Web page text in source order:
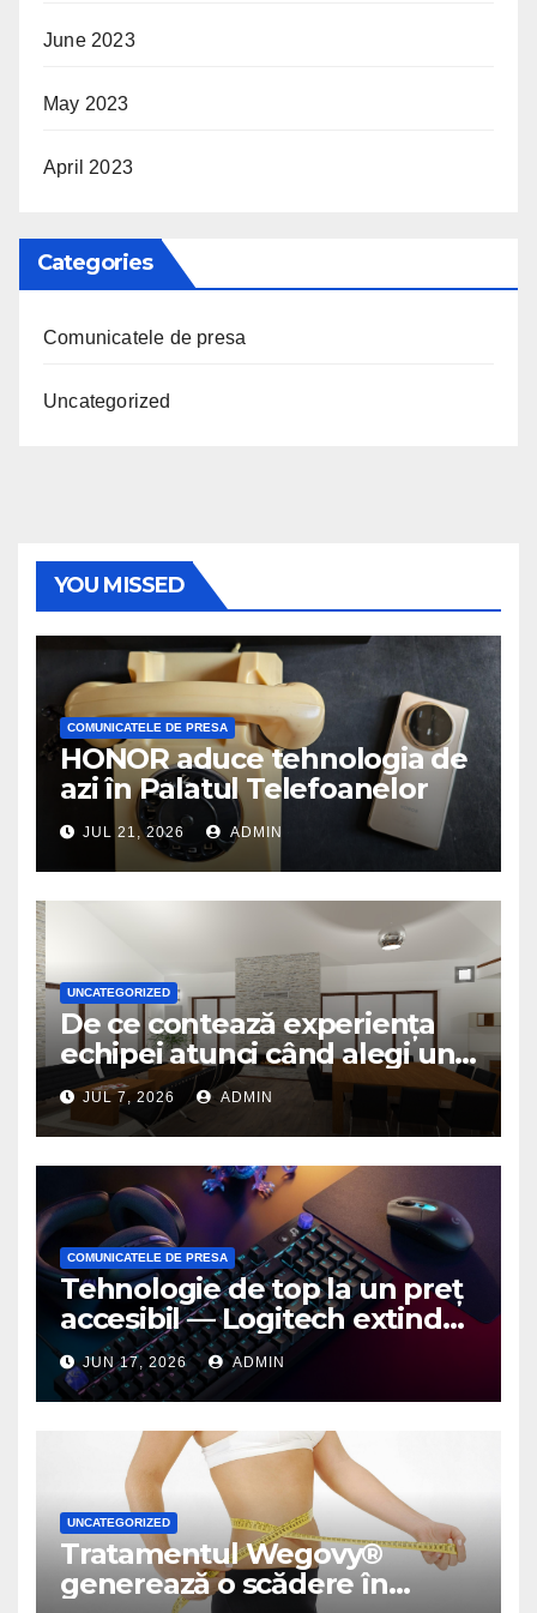
June 2023
May 2023
April 2023
Categories
Comunicatele de presa
Uncategorized
YOU MISSED
COMUNICATELE DE PRESA
HONOR aduce tehnologia de
azi în Palatul Telefoanelor
JUL 21, 2026 ADMIN
UNCATEGORIZED
De ce contează experiența
echipei atunci când alegi un
birou de arhitectură
JUL 7, 2026 ADMIN
COMUNICATELE DE PRESA
Tehnologie de top la un preț
accesibil — Logitech extinde
seria G3 cu un nou mouse și
o nouă tastatură pentru
gaming pe PC
JUN 17, 2026 ADMIN
UNCATEGORIZED
Tratamentul Wegovy®
generează o scădere în